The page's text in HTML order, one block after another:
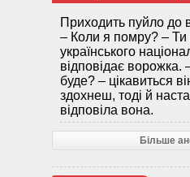
Приходить пуйло до
– Коли я помру? –
українського
відповідає
буде? – цікавиться
здохнеш, тоді й
відповіла вона.
Більше